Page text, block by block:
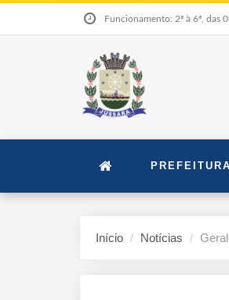
Funcionamento: 2ª à 6ª, das
Início Notícias Geral